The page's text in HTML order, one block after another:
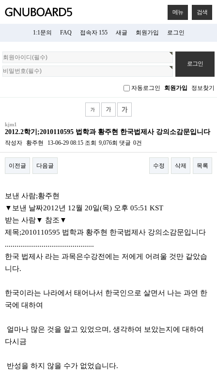
메뉴 검색
1:1문의 FAQ 접속자 155 새글 회원가입 로그인
회
원
로
자동로그인 회원가입 정보찾기
kjm1
2012.2학기;2010110595 법학과 황주현 한국법제사 강의소감문입니다
작성자 황주현 13-06-29 08:15 조회 9,076회 댓글 0건
이전글 다음글 수정 삭제 목록
보낸 사람;황주현
▼보낸 날짜2012년 12월 20일(목) 오후 05:51 KST
받는 사람▼ 참조▼
제목;2010110595 법학과 황주현 한국법제사 강의소감문입니다
..............................................
한국 법제사 라는 과목은수강전에는 저에게 어려울 것만 같았습
니다.
한국이라는 나라에서 태어나서 한국인으로 살면서 나는 과연 한
국에 대하여
얼마나 많은 것을 알고 있었으며, 생각하여 보았는지에 대하여
다시금
반성을 하지 않을 수가 없었습니다.